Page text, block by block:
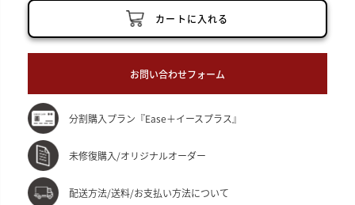
カートに入れる
お問い合わせフォーム
分割購入プラン『Ease＋イースプラス』
未修復購入/オリジナルオーダー
配送方法/送料/お支払い方法について